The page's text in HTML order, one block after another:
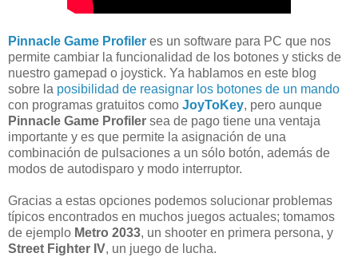
Pinnacle Game Profiler es un software para PC que nos
permite cambiar la funcionalidad de los botones y sticks de
nuestro gamepad o joystick. Ya hablamos en este blog
sobre la posibilidad de reasignar los botones de un mando
con programas gratuitos como JoyToKey, pero aunque
Pinnacle Game Profiler sea de pago tiene una ventaja
importante y es que permite la asignación de una
combinación de pulsaciones a un sólo botón, además de
modos de autodisparo y modo interruptor.
Gracias a estas opciones podemos solucionar problemas
típicos encontrados en muchos juegos actuales; tomamos
de ejemplo Metro 2033, un shooter en primera persona, y
Street Fighter IV, un juego de lucha.